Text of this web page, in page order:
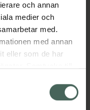
och annan
medier och
med.
med annan
eller som de har
påverkar inte